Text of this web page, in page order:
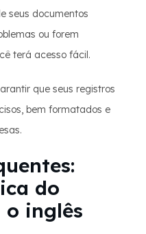
seus documentos
ou forem
terá acesso fácil.
que seus registros
bem formatados e
do
o inglês